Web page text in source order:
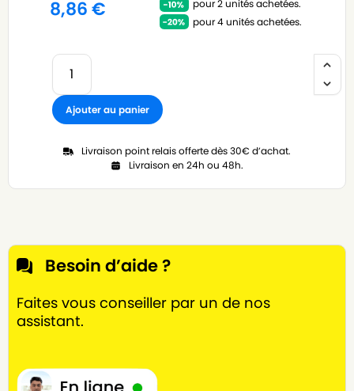
Besoin d’aide ?
Faites vous conseiller par un de nos
assistant.
8,86€
pour 2 unités achetées.
pour 4 unités achetées.
Ajouter au panier
Livraison point relais offerte dès 30€ d’achat.
Livraison en 24h ou 48h.